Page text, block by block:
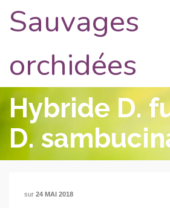
Sauvages
orchidées
Hybride D.
D.
sur 24 MAI 2018